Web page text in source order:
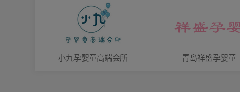
小九孕婴童高端会所 青岛祥盛孕婴童